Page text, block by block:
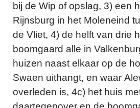
bij de Wip of opslag, 3) een
Rijnsburg in het Moleneind
de Vliet, 4) de helft van drie
boomgaard alle in
huizen naast elkaar op de
Swaen uithangt, en waar
overleden is, 4c) het huis